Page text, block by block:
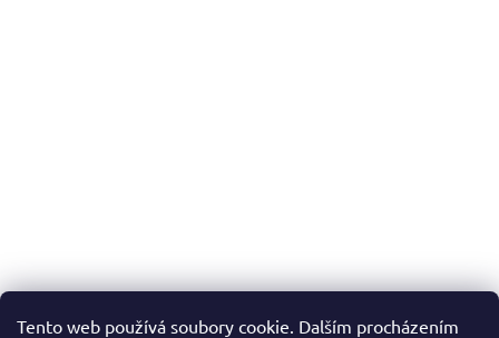
Tento web používá soubory cookie. Dalším procházením